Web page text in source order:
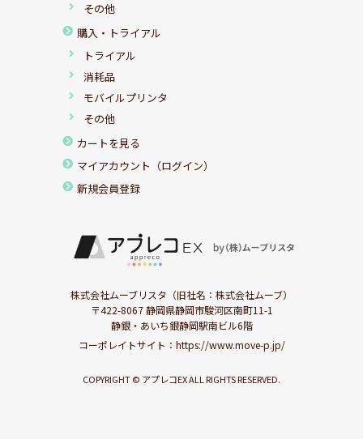
その他
購入・トライアル
トライアル
消耗品
モバイルプリンタ
その他
カートを見る
マイアカウント（ログイン）
新規会員登録
株式会社ムーブリスタ（旧社名：株式会社ムーブ）
〒422-8067 静岡県静岡市駿河区南町11-1
静銀・あいち銀静岡駅南ビル6階
コーポレイトサイト： https://www.move-p.jp/
COPYRIGHT © アプレコEX ALL RIGHTS RESERVED.